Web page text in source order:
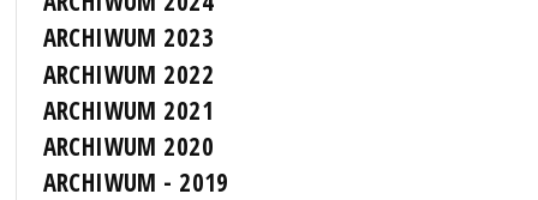
ARCHIWUM 2023
ARCHIWUM 2022
ARCHIWUM 2021
ARCHIWUM 2020
ARCHIWUM - 2019